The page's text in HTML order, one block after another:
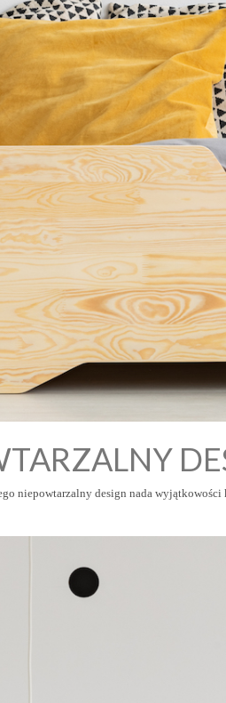
niepowtarzalny design nada wyjątkowości